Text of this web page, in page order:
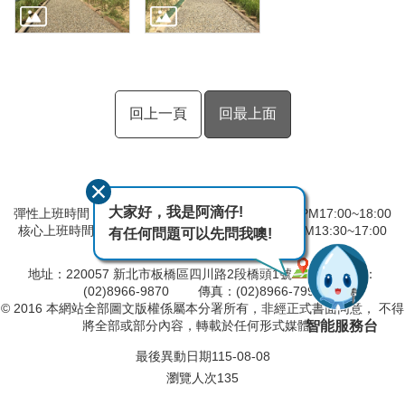
回上一頁 回最上面
彈性上班時間：AM8:00~09:00 彈性下班時間：PM17:00~18:00
核心上班時間：星期一 ~ 星期五 AM08:30~12:30 PM13:30~17:00
地址：220057 新北市板橋區四川路2段橋頭1號
電話：
(02)8966-9870 傳真：(02)8966-7996
© 2016 本網站全部圖文版權係屬本分署所有，非經正式書面同意， 不得
將全部或部分內容，轉載於任何形式媒體。
最後異動日期115-08-08
瀏覽人次135
大家好，我是阿滴仔!
有任何問題可以先問我噢!
智能服務台